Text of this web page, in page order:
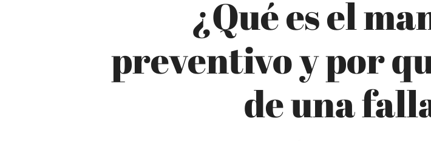
¿Qué es el
preventivo y por
de una